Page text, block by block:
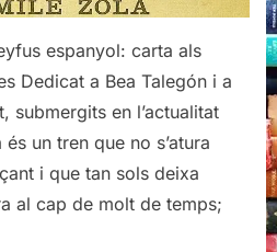
espanyol: carta als
Dedicat a Bea Talegón i a
submergits en l’actualitat
un tren que no s’atura
i que tan sols deixa
al cap de molt de temps;